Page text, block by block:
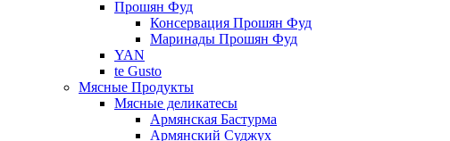
Прошян Фуд
Консервация Прошян Фуд
Маринады Прошян Фуд
YAN
te Gusto
Мясные Продукты
Мясные деликатесы
Армянская Бастурма
Армянский Суджух